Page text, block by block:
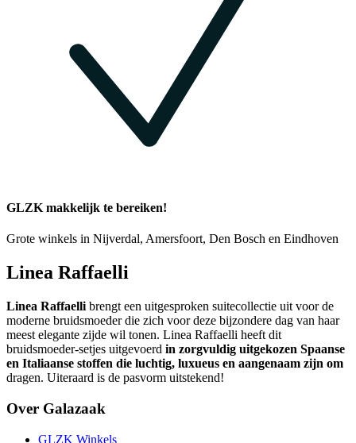
GLZK makkelijk te bereiken!
Grote winkels in Nijverdal, Amersfoort, Den Bosch en Eindhoven
Linea Raffaelli
Linea Raffaelli brengt een uitgesproken suitecollectie uit voor de
moderne bruidsmoeder die zich voor deze bijzondere dag van haar
meest elegante zijde wil tonen. Linea Raffaelli heeft dit
bruidsmoeder-setjes uitgevoerd in zorgvuldig uitgekozen Spaanse
en Italiaanse stoffen die luchtig, luxueus en aangenaam zijn om
dragen. Uiteraard is de pasvorm uitstekend!
Over Galazaak
GLZK Winkels